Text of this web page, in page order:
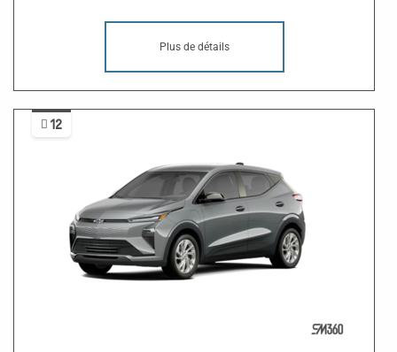
Plus de détails
12